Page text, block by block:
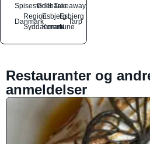
SpisestederGrillbarerTakeaway
Danmark
Region
Syddanmark
Esbjerg
Kommune
Esbjerg
N
Tarp
Restauranter og
anmeldelser